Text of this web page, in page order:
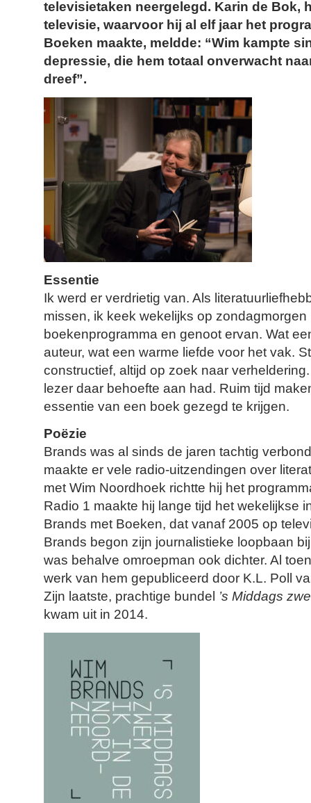
televisietaken neergelegd. Karin de Bok,
televisie, waarvoor hij al elf jaar het
Boeken maakte, meldde: “Wim kampte
depressie, die hem totaal onverwacht
dreef”.
Essentie
Ik werd er verdrietig van. Als
missen, ik keek wekelijks op zondagmorgen
boekenprogramma en genoot ervan. Wat
auteur, wat een warme liefde voor het vak.
constructief, altijd op zoek naar
lezer daar behoefte aan had. Ruim tijd
essentie van een boek gezegd te krijgen.
Poëzie
Brands was al sinds de jaren tachtig
maakte er vele radio-uitzendingen over
met Wim Noordhoek richtte hij het
Radio 1 maakte hij lange tijd het wekelijkse
Brands met Boeken, dat vanaf 2005 op
Brands begon zijn journalistieke loopbaan
was behalve omroepman ook dichter. Al
werk van hem gepubliceerd door K.L. Poll
Zijn laatste, prachtige bundel ’s Middags
kwam uit in 2014.